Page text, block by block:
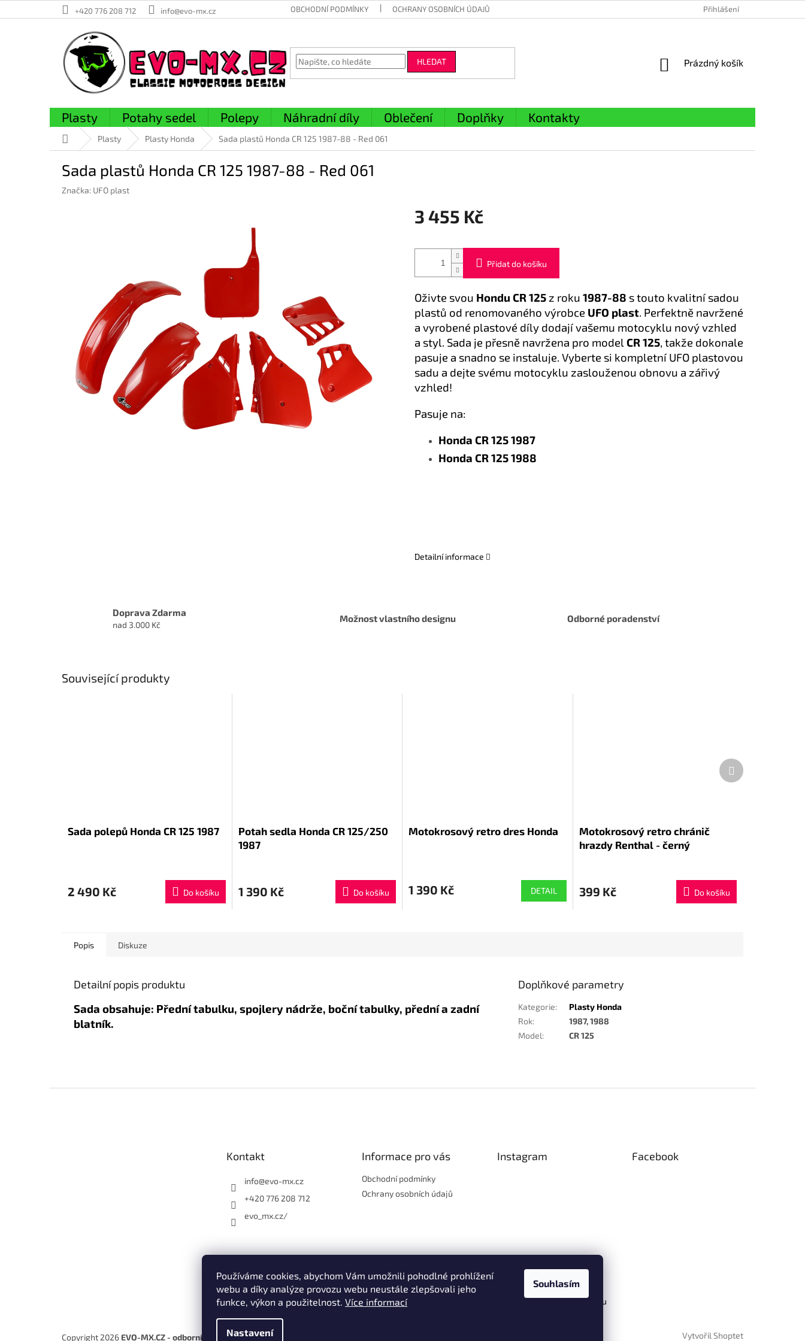
Používáme cookies, abychom Vám umožnili pohodlné prohlížení
webu a díky analýze provozu webu neustále zlepšovali jeho
funkce, výkon a použitelnost. Více informací
Nastavení
Souhlasím
na
+420 776 208 712 info@evo-mx.cz OBCHODNÍ PODMÍNKY OCHRANY OSOBNÍCH ÚDAJŮ Přihlášení
HLEDAT
NÁKUPNÍ
Prázdný košík
Plasty Potahy sedel Polepy Náhradní díly Oblečení Doplňky Kontakty
Domů Plasty Plasty Honda Sada plastů Honda CR 125 1987-88 - Red 061
Sada plastů Honda CR 125 1987-88 - Red 061
Značka: UFO plast
3 455 Kč
cena:
Přidat do košíku
Oživte svou Hondu CR 125 z roku 1987-88 s touto kvalitní sadou
plastů od renomovaného výrobce UFO plast. Perfektně navržené
a vyrobené plastové díly dodají vašemu motocyklu nový vzhled
a styl. Sada je přesně navržena pro model CR 125, takže dokonale
pasuje a snadno se instaluje. Vyberte si kompletní UFO plastovou
sadu a dejte svému motocyklu zaslouženou obnovu a zářivý
vzhled!
Pasuje na:
Honda CR 125 1987
Honda CR 125 1988
Detailní informace
Doprava Zdarma
nad 3.000 Kč
Možnost vlastního designu Odborné poradenství
Související produkty
Sada polepů Honda CR 125 1987
2 490 Kč Do košíku
Potah sedla Honda CR 125/250
1987
1 390 Kč Do košíku
Motokrosový retro dres Honda
1 390 Kč DETAIL
Motokrosový retro chránič
hrazdy Renthal - černý
399 Kč Do košíku
Další
produkt
Popis Diskuze
Detailní popis produktu
Sada obsahuje: Přední tabulku, spojlery nádrže, boční tabulky, přední a zadní
blatník.
Doplňkové parametry
Kategorie:
Plasty Honda
Rok:
1987, 1988
Model: CR 125
Kontakt
info@evo-mx.cz
+420 776 208 712
evo_mx.cz/
Informace pro vás
Obchodní podmínky
Ochrany osobních údajů
Instagram
Sledovat na Instagramu
Facebook
Vytvořil Shoptet
Copyright 2026 EVO-MX.CZ - odborníci na motocykly EVO | Plasty, Potahy, Polepy, Oblečení & Doplňky